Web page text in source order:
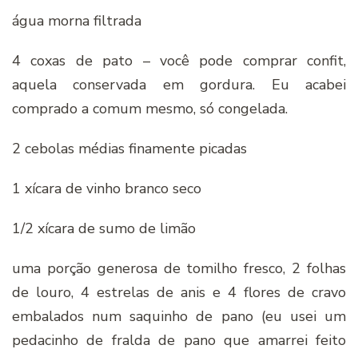
água morna filtrada
4 coxas de pato – você pode comprar confit,
aquela conservada em gordura. Eu acabei
comprado a comum mesmo, só congelada.
2 cebolas médias finamente picadas
1 xícara de vinho branco seco
1/2 xícara de sumo de limão
uma porção generosa de tomilho fresco, 2 folhas
de louro, 4 estrelas de anis e 4 flores de cravo
embalados num saquinho de pano (eu usei um
pedacinho de fralda de pano que amarrei feito